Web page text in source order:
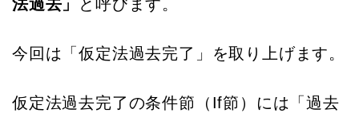
法過去」
と呼びます。
今回は「仮定法過去完了」を取り上げます。
仮定法過去完了の条件節（If節）には「過去